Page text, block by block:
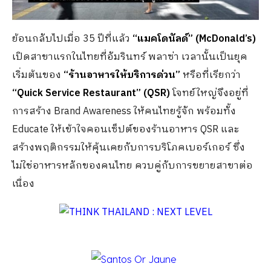
ย้อนกลับไปเมื่อ 35 ปีที่แล้ว “แมคโดนัลด์” (McDonald’s)
เปิดสาขาแรกในไทยที่อัมรินทร์ พลาซ่า เวลานั้นเป็นยุค
เริ่มต้นของ “ร้านอาหารให้บริการด่วน”หรือที่เรียกว่า
“Quick Service Restaurant” (QSR)โจทย์ใหญ่จึงอยู่ที่
การสร้าง Brand Awareness ให้คนไทยรู้จัก พร้อมทั้ง
Educate ให้เข้าใจคอนเซ็ปต์ของร้านอาหาร QSR และ
สร้างพฤติกรรมให้คุ้นเคยกับการบริโภคเบอร์เกอร์ ซึ่ง
ไม่ใช่อาหารหลักของคนไทย ควบคู่กับการขยายสาขาต่อ
เนื่อง